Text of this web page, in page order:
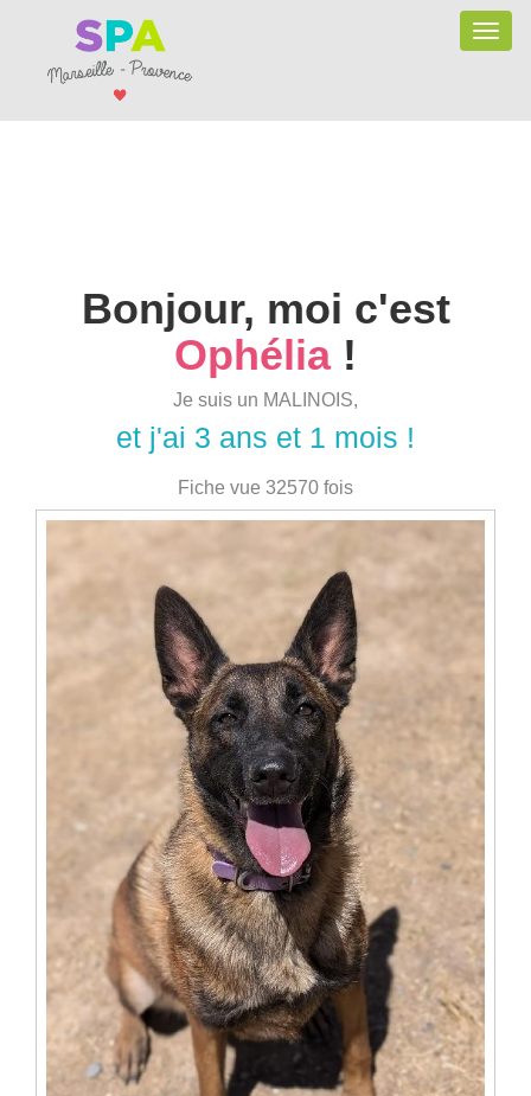
Toggle
Bonjour, moi c'est
Ophélia!
Je suis un MALINOIS,
et j'ai 3 ans et 1 mois !
Fiche vue 32570 fois